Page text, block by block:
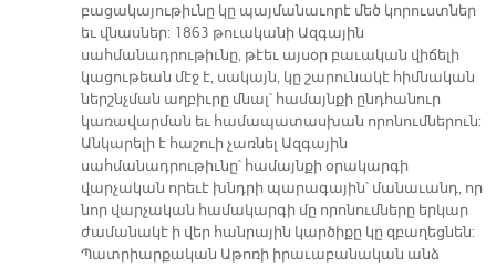
բացակայութիւնը կը պայմանաւորէ մեծ կորուստներ
եւ վնասներ: 1863 թուականի Ազգային
սահմանադրութիւնը, թէեւ այսօր բաւական վիճելի
կացութեան մէջ է, սակայն, կը շարունակէ հիմնական
ներշնչման աղբիւրը մնալ՝ համայնքի ընդհանուր
կառավարման եւ համապատասխան որոնումներուն:
Անկարելի է հաշուի չառնել Ազգային
սահմանադրութիւնը՝ համայնքի օրակարգի
վարչական որեւէ խնդրի պարագային՝ մանաւանդ, որ
նոր վարչական համակարգի մը որոնումները երկար
ժամանակէ ի վեր հանրային կարծիքը կը զբաղեցնեն:
Պատրիարքական Աթոռի իրաւաբանական անձ